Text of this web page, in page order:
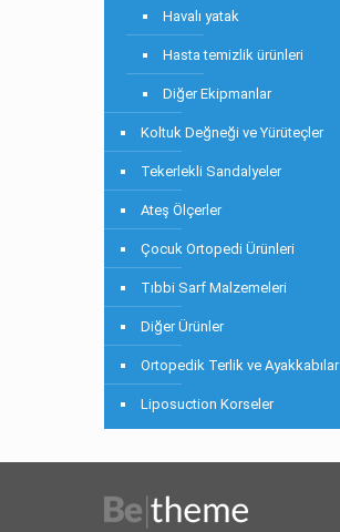
Havalı yatak
Hasta temizlik ürünleri
Diğer Ekipmanlar
Koltuk Değneği ve Yürüteçler
Tekerlekli Sandalyeler
Ateş Ölçerler
Çocuk Ortopedi Ürünleri
Tıbbi Sarf Malzemeleri
Diğer Ürünler
Ortopedik Terlik ve Ayakkabılar
Liposuction Korseler